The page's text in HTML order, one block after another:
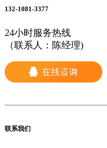
132-1081-3377
24小时服务热线
（联系人：陈经理)
联系我们